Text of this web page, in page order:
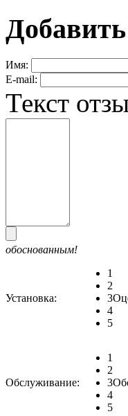
Имя:
E-mail:
Текст
обоснованным!
Установка:
1
2
3
4
5
Обслуживание:
1
2
3
4
5